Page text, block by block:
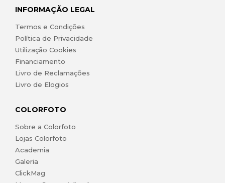
INFORMAÇÃO LEGAL
Termos e Condições
Política de Privacidade
Utilização Cookies
Financiamento
Livro de Reclamações
Livro de Elogios
COLORFOTO
Sobre a Colorfoto
Lojas Colorfoto
Academia
Galeria
ClickMag